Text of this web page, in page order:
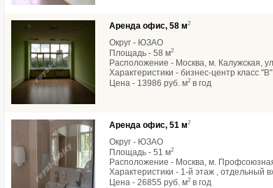
Аренда офис, 58 м2
Округ - ЮЗАО
Площадь - 58 м2
Расположение - Москва, м. Калужская,
Характеристики - бизнес-центр класс "В"
Цена - 13986 руб. м2 в год
Аренда офис, 51 м2
Округ - ЮЗАО
Площадь - 51 м2
Расположение - Москва, м.
Характеристики - 1-й этаж , отдельный
Цена - 26855 руб. м2 в год